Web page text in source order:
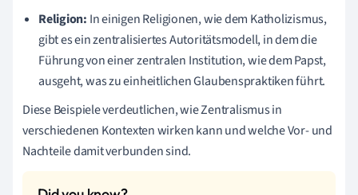
Religion: In einigen Religionen, wie dem Katholizismus,
gibt es ein zentralisiertes Autoritätsmodell, in dem die
Führung von einer zentralen Institution, wie dem Papst,
ausgeht, was zu einheitlichen Glaubenspraktiken führt.
Diese Beispiele verdeutlichen, wie Zentralismus in
verschiedenen Kontexten wirken kann und welche Vor- und
Nachteile damit verbunden sind.